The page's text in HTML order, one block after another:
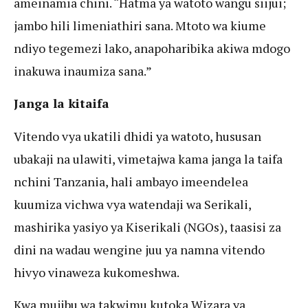
jambo hili limeniathiri sana. Mtoto wa kiume
ndiyo tegemezi lako, anapoharibika akiwa mdogo
inakuwa inaumiza sana.”
Janga la kitaifa
Vitendo vya ukatili dhidi ya watoto, hususan
ubakaji na ulawiti, vimetajwa kama janga la taifa
nchini Tanzania, hali ambayo imeendelea
kuumiza vichwa vya watendaji wa Serikali,
mashirika yasiyo ya Kiserikali (NGOs), taasisi za
dini na wadau wengine juu ya namna vitendo
hivyo vinaweza kukomeshwa.
Kwa mujibu wa takwimu kutoka Wizara ya